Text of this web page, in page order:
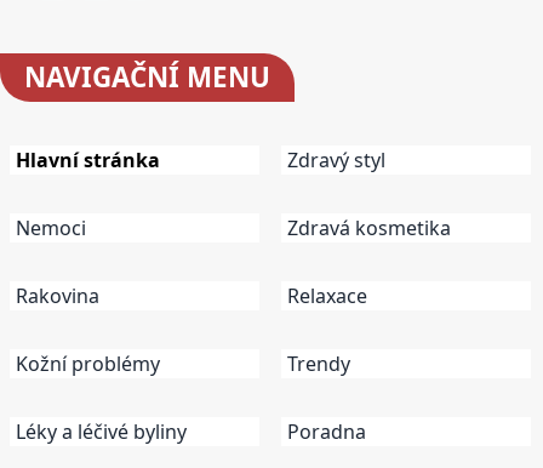
NAVIGAČNÍ MENU
Hlavní stránka
Nemoci
Rakovina
Kožní problémy
Léky a léčivé byliny
Zdravý styl
Zdravá kosmetika
Relaxace
Trendy
Poradna